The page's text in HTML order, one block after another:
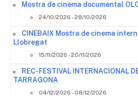
Mostra de cinema documental
24/10/2026 - 28/10/2026
CINEBAIX Mostra de cinema
Llobregat
15/11/2026 - 20/11/2026
REC- FESTIVAL INTERNACIONAL
TARRAGONA
04/12/2026 - 08/12/2026